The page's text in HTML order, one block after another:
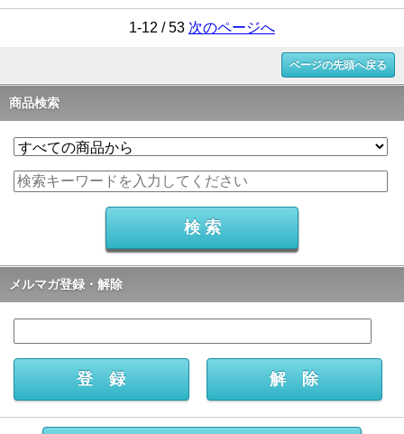
1-12 / 53 次のページへ
ページの先頭へ戻る
商品検索
メルマガ登録・解除